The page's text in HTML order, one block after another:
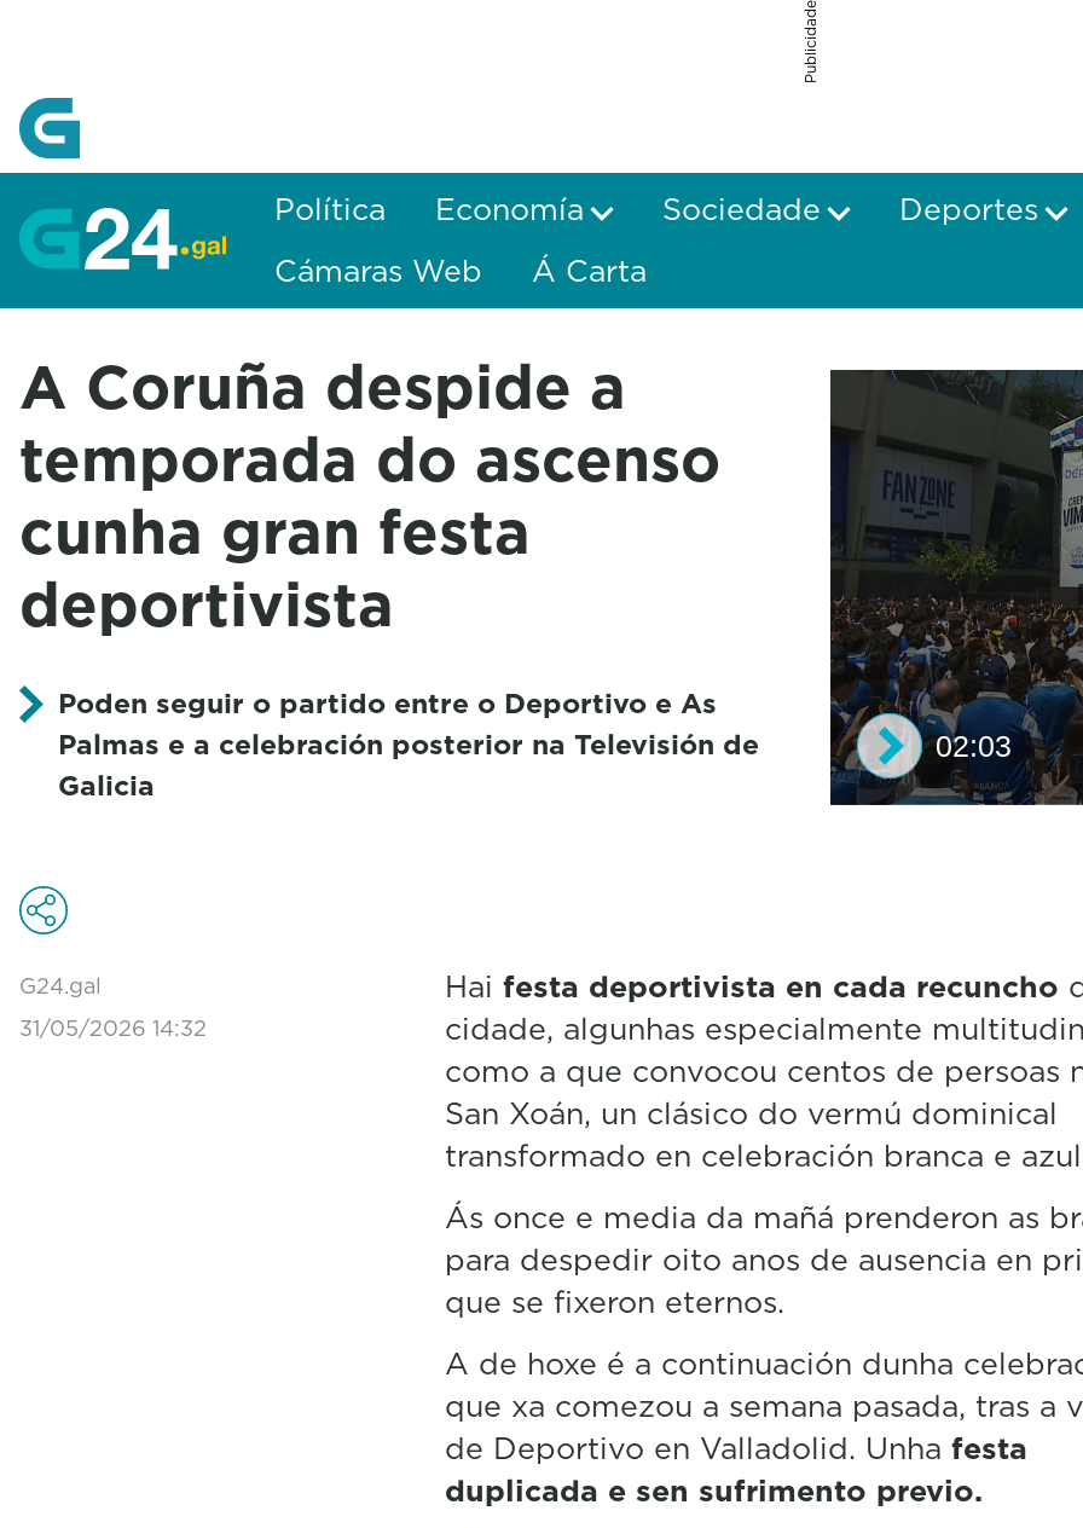
Publicidade
Política Economía Sociedade Deportes
Cámaras Web
Á Carta
A Coruña despide a
temporada do ascenso
cunha gran festa
deportivista
Poden seguir o partido entre o Deportivo e As
Palmas e a celebración posterior na Televisión de
Galicia
o
f
2
m
n
s
,
3
s
n
s
o
u
02:03
G24.gal
31/05/2026 14:32
Hai festa deportivista en cada recuncho
cidade, algunhas especialmente
como a que convocou centos de persoas
San Xoán, un clásico do vermú dominical
transformado en celebración branca e
Ás once e media da mañá prenderon as
para despedir oito anos de ausencia en
que se fixeron eternos.
A de hoxe é a continuación dunha
que xa comezou a semana pasada, tras a
de Deportivo en Valladolid. Unha festa
duplicada e sen sufrimento previo.